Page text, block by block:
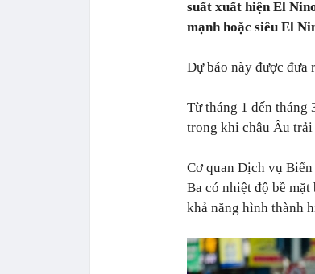
suất xuất hiện El
mạnh hoặc siêu El
Dự báo này được đưa
Từ tháng 1 đến
trong khi châu Âu trải
Cơ quan Dịch vụ
Ba có nhiệt độ bề
khả năng hình thành